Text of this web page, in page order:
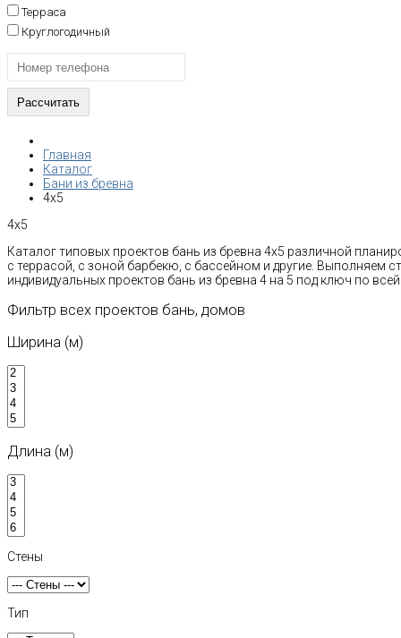
Терраса
Круглогодичный
Главная
Каталог
Бани из бревна
4x5
4x5
Каталог типовых проектов бань из бревна 4x5 различной
с террасой, с зоной барбекю, с бассейном и другие. Выполняем
индивидуальных проектов бань из бревна 4 на 5 под ключ по
Фильтр всех проектов бань, домов
Ширина (м)
Длина (м)
Стены
Тип